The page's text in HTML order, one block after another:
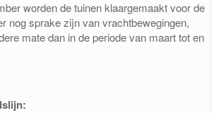
worden de tuinen klaargemaakt voor de
nog sprake zijn van vrachtbewegingen,
mate dan in de periode van maart tot en